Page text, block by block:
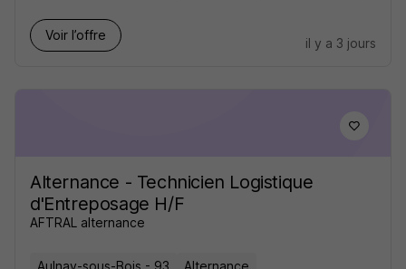
Voir l’offre
il y a 3 jours
Alternance - Technicien Logistique
d'Entreposage H/F
AFTRAL alternance
Aulnay-sous-Bois - 93
Alternance